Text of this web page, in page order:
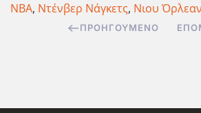
NBA, Ντένβερ Νάγκετς, Νιου
ΠΡΟΗΓΟΎΜΕΝΟ